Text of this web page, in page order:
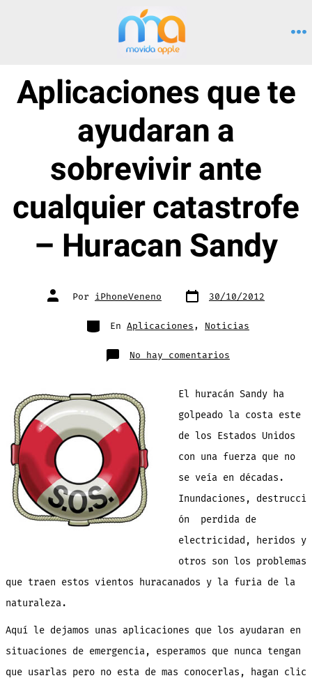
Aplicaciones que te
ayudaran a
sobrevivir ante
cualquier catastrofe
– Huracan Sandy
Autor
de Por iPhoneVeneno Fecha
de 30/10/2012
Categorías
En Aplicaciones , Noticias
No hay comentarios
Aplicaciones
ayudaran
a
ante
cualquier
catastrofe
–
Sandy
El huracán Sandy ha
golpeado la costa este
de los Estados Unidos
con una fuerza que no
se veía en décadas.
Inundaciones, destrucci
ón perdida de
electricidad, heridos y
otros son los problemas
que traen estos vientos huracanados y la furia de la
naturaleza.
Aquí le dejamos unas aplicaciones que los ayudaran en
situaciones de emergencia, esperamos que nunca tengan
que usarlas pero no esta de mas conocerlas, hagan clic